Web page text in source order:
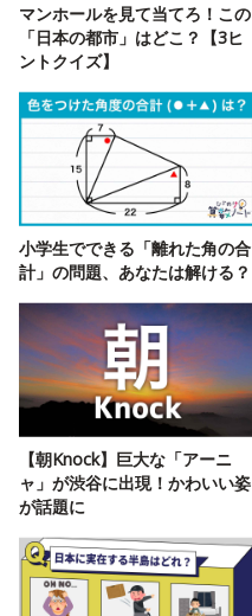
マンホールを見て当てろ！この
「日本の都市」はどこ？【3ヒ
ントクイズ】
小学生でできる「離れた角の合
計」の問題、あなたは解ける？
【朝Knock】巨大な「アーニ
ャ」が渋谷に出現！かわいい姿
が話題に